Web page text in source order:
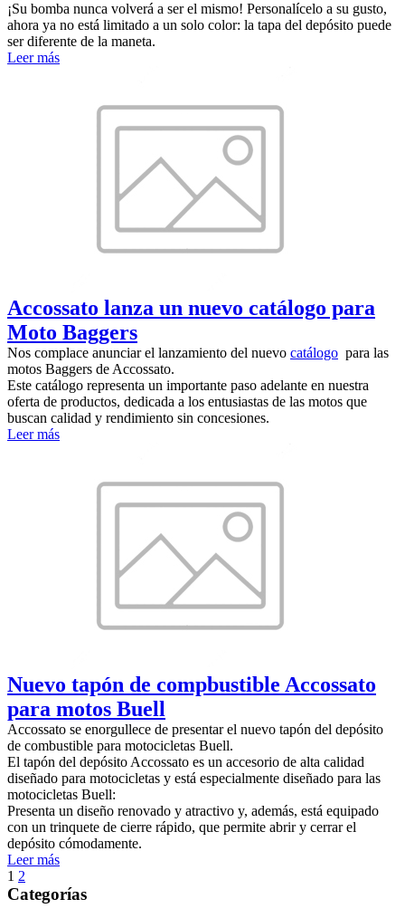
¡Su bomba nunca volverá a ser el mismo! Personalícelo a su gusto,
ahora ya no está limitado a un solo color: la tapa del depósito puede
ser diferente de la maneta.
Leer más
Accossato lanza un nuevo catálogo para
Moto Baggers
Nos complace anunciar el lanzamiento del nuevo catálogo para las
motos Baggers de Accossato.
Este catálogo representa un importante paso adelante en nuestra
oferta de productos, dedicada a los entusiastas de las motos que
buscan calidad y rendimiento sin concesiones.
Leer más
Nuevo tapón de compbustible Accossato
para motos Buell
Accossato se enorgullece de presentar el nuevo tapón del depósito
de combustible para motocicletas Buell.
El tapón del depósito Accossato es un accesorio de alta calidad
diseñado para motocicletas y está especialmente diseñado para las
motocicletas Buell:
Presenta un diseño renovado y atractivo y, además, está equipado
con un trinquete de cierre rápido, que permite abrir y cerrar el
depósito cómodamente.
Leer más
1 2
Categorías